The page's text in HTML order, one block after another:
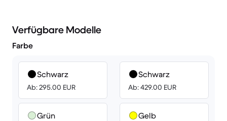
Verfügbare Modelle
Farbe
Schwarz
Ab: 295.00 EUR
Grün
Schwarz
Ab: 429.00 EUR
Gelb